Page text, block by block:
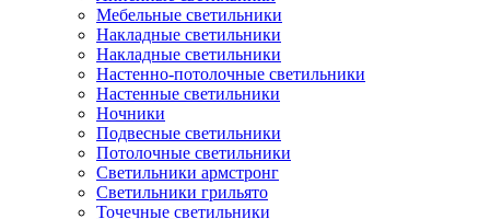
Мебельные светильники
Накладные светильники
Накладные светильники
Настенно-потолочные светильники
Настенные светильники
Ночники
Подвесные светильники
Потолочные светильники
Светильники армстронг
Светильники грильято
Точечные светильники